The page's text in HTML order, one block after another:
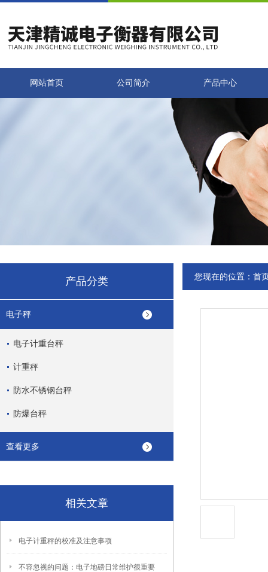
网站首页 公司简介 产品中心
产品分类
电子秤
电子计重台秤
计重秤
防水不锈钢台秤
防爆台秤
查看更多
相关文章
电子计重秤的校准及注意事项
不容忽视的问题：电子地磅日常维护很重要
您现在的位置： 首